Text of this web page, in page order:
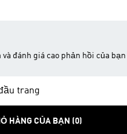
đánh giá cao phản hồi của bạn
trang
HÀNG CỦA BẠN (0)